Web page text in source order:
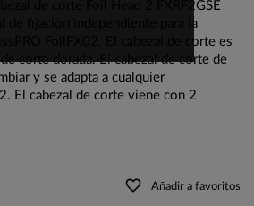
de corte Foil Head 2 FXRF2GSE
de fijación independiente para la
FoilFX02.
El cabezal de corte es
corte dorada.El cabezal de corte de
y se adapta a cualquier
El cabezal de corte viene con 2
favorite_border Añadir a favoritos